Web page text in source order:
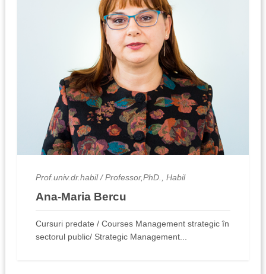
Prof.univ.dr.habil / Professor,PhD., Habil
Ana-Maria Bercu
Cursuri predate / Courses Management strategic în
sectorul public/ Strategic Management...